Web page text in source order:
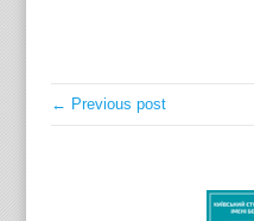
← Previous post